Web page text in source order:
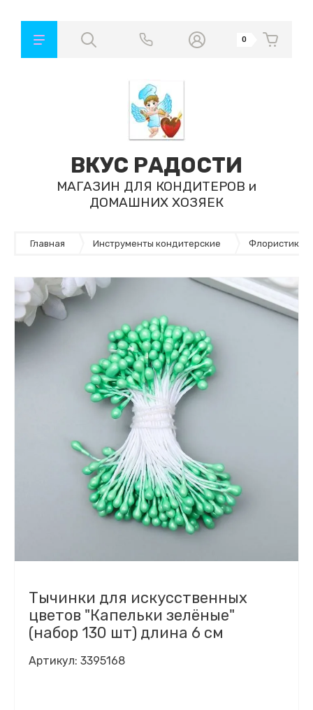
ВКУС РАДОСТИ
МАГАЗИН ДЛЯ КОНДИТЕРОВ и
ДОМАШНИХ ХОЗЯЕК
0
Главная Инструменты кондитерские Флористика
Тычинки для искусственных
цветов "Капельки зелёные"
(набор 130 шт) длина 6 см
Артикул: 3395168